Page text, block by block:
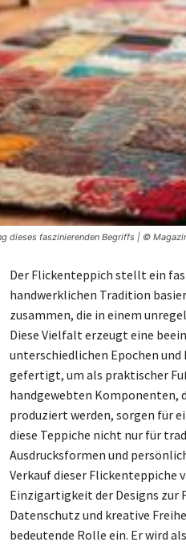
dieses faszinierenden Begriffs | ©
Der Flickenteppich stellt ein
handwerklichen Tradition
zusammen, die in einem
Diese Vielfalt erzeugt eine
unterschiedlichen Epochen
gefertigt, um als praktischer
handgewebten Komponenten,
produziert werden, sorgen für
diese Teppiche nicht nur für
Ausdrucksformen und
Verkauf dieser
Einzigartigkeit der Designs zur
Datenschutz und kreative
bedeutende Rolle ein. Er wird